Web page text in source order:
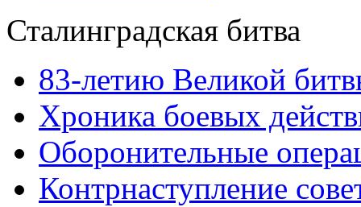
Сталинградская битва
83-летию Великой
Хроника боевых
Оборонительные
Контрнаступление